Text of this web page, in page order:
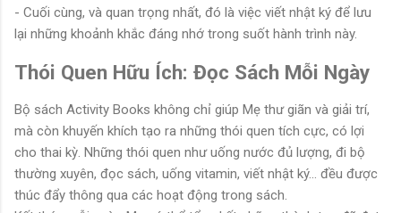
- Cuối cùng, và quan trọng nhất, đó là việc viết nhật ký để lưu
lại những khoảnh khắc đáng nhớ trong suốt hành trình này.
Thói Quen Hữu Ích: Đọc Sách Mỗi Ngày
Bộ sách Activity Books không chỉ giúp Mẹ thư giãn và giải trí,
mà còn khuyến khích tạo ra những thói quen tích cực, có lợi
cho thai kỳ. Những thói quen như uống nước đủ lượng, đi bộ
thường xuyên, đọc sách, uống vitamin, viết nhật ký... đều được
thúc đẩy thông qua các hoạt động trong sách.